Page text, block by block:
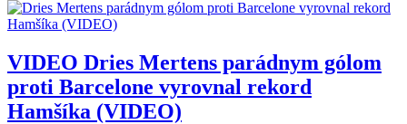
VIDEO Dries Mertens parádnym gólom
proti Barcelone vyrovnal rekord
Hamšíka (VIDEO)